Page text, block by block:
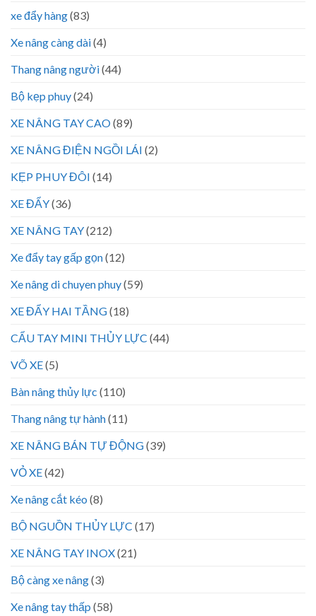
xe đẩy hàng(83)
Xe nâng càng dài(4)
Thang nâng người(44)
Bộ kẹp phuy(24)
XE NÂNG TAY CAO(89)
XE NÂNG ĐIỆN NGỒI LÁI (2)
KẸP PHUY ĐÔI (14)
XE ĐẨY(36)
XE NÂNG TAY(212)
Xe đẩy tay gấp gọn(12)
Xe nâng di chuyen phuy(59)
XE ĐẨY HAI TẦNG(18)
CẨU TAY MINI THỦY LỰC (44)
VÕ XE(5)
Bàn nâng thủy lực (110)
Thang nâng tự hành(11)
XE NÂNG BÁN TỰ ĐỘNG(39)
VỎ XE(42)
Xe nâng cắt kéo (8)
BỘ NGUỒN THỦY LỰC (17)
XE NÂNG TAY INOX(21)
Bộ càng xe nâng(3)
Xe nâng tay thấp (58)